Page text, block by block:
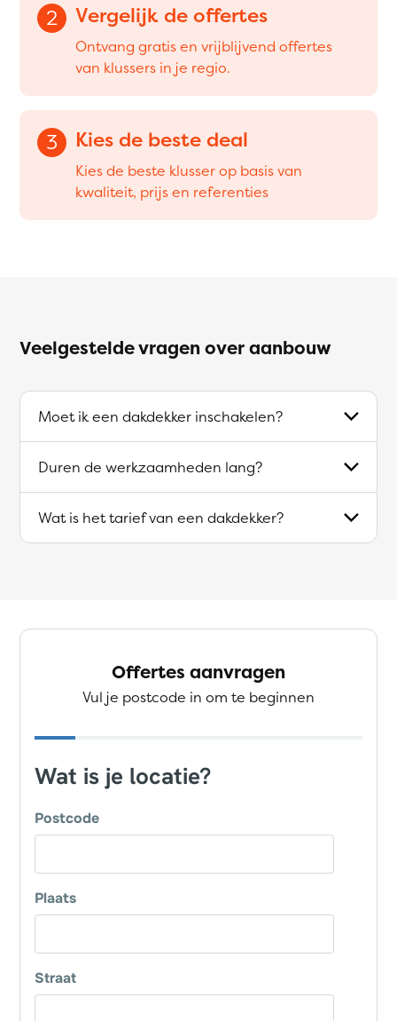
2 Vergelijk de offertes
Ontvang gratis en vrijblijvend offertes
van klussers in je regio.
3 Kies de beste deal
Kies de beste klusser op basis van
kwaliteit, prijs en referenties
Veelgestelde vragen over aanbouw
Moet ik een dakdekker inschakelen?
Duren de werkzaamheden lang?
Wat is het tarief van een dakdekker?
Offertes aanvragen
Vul je postcode in om te beginnen